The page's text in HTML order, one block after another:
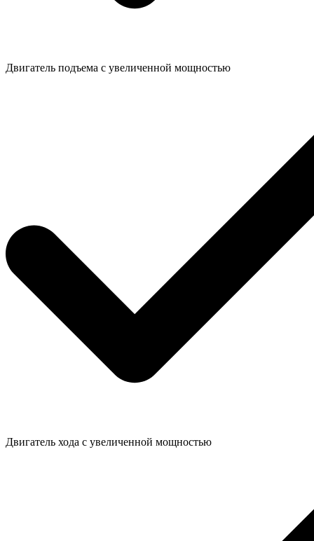
Двигатель подъема с увеличенной мощностью
Двигатель хода с увеличенной мощностью